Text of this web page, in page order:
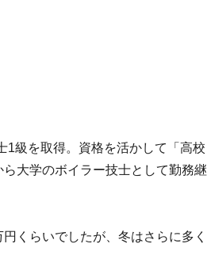
1級を取得。資格を活かして「高校
大学のボイラー技士として勤務継
くらいでしたが、冬はさらに多く